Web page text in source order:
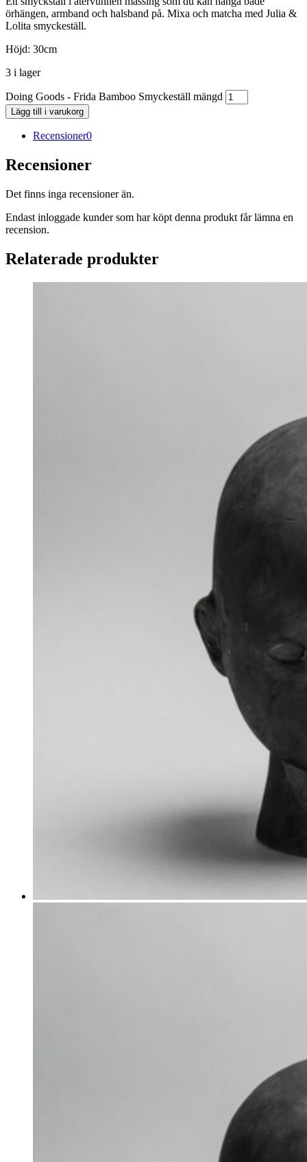
örhängen, armband och halsband på. Mixa och matcha med Julia &
Lolita smyckeställ.
Höjd: 30cm
3 i lager
Doing Goods - Frida Bamboo Smyckeställ mängd
Lägg till i varukorg
Recensioner0
Recensioner
Det finns inga recensioner än.
Endast inloggade kunder som har köpt denna produkt får lämna en
recension.
Relaterade produkter